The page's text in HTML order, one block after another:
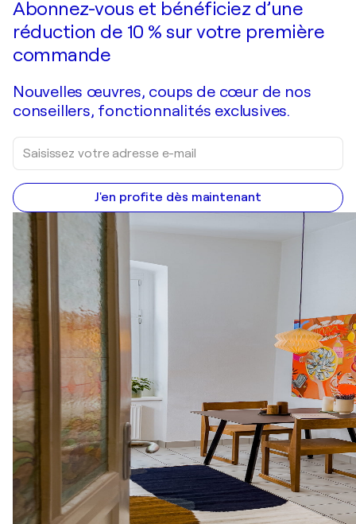
Je passe commande
Abonnez-vous et bénéficiez d’une
réduction de 10 % sur votre première
commande
Nouvelles œuvres, coups de cœur de nos
conseillers, fonctionnalités exclusives.
J'en profite dès maintenant